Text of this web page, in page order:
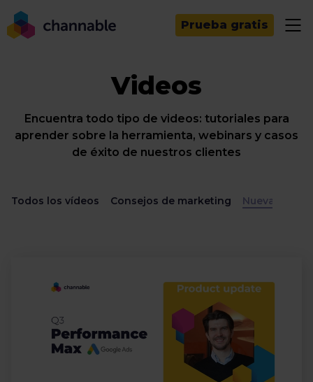
Prueba gratis
Videos
Encuentra todo tipo de videos: tutoriales para
aprender sobre la herramienta, webinars y casos
de éxito de nuestros clientes
Todos los vídeos Consejos de marketing Nuevas